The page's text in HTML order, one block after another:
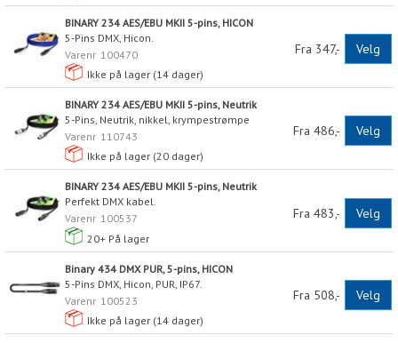
BINARY 234 AES/EBU MKII 5-pins, HICON
5-Pins DMX, Hicon.
Varenr 100470
Ikke på lager (14 dager)
Fra 347,- Velg
BINARY 234 AES/EBU MKII 5-pins, Neutrik
5-Pins, Neutrik, nikkel, krympestrømpe
Varenr 110743
Ikke på lager (20 dager)
Fra 486,- Velg
BINARY 234 AES/EBU MKII 5-pins, Neutrik
Perfekt DMX kabel.
Varenr 100537
20+ På lager
Fra 483,- Velg
Binary 434 DMX PUR, 5-pins, HICON
5-Pins DMX, Hicon, PUR, IP67.
Varenr 100523
Ikke på lager (14 dager)
Fra 508,- Velg